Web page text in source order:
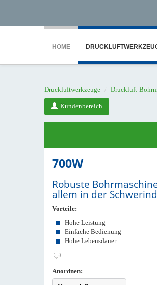
HOME
Druckluftwerkzeuge Druckluft-
Kundenbereich
700W
Robuste
allem in der
Vorteile:
Hohe Leistung
Einfache Bedienung
Hohe Lebensdauer
Anordnen: